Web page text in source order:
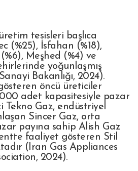
tesisleri başlıca
(%25), İsfahan (%18),
(%6), Meşhed (%4) ve
yoğunlaşmış
Bakanlığı, 2024).
öncü üreticiler
adet kapasitesiyle pazar
Tekno Gaz, endüstriyel
Sincer Gaz, orta
payına sahip Alish Gaz
faaliyet gösteren Stil
(Iran Gas Appliances
2024).